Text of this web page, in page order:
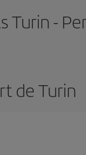
Turin -
de Turin